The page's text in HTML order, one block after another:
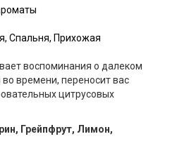
, Спальня, Прихожая
воспоминания о далеком
времени, переносит вас
цитрусовых
Грейпфрут, Лимон,